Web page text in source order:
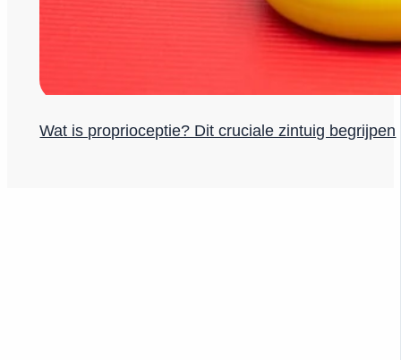
Wat is proprioceptie? Dit cruciale zintuig begrijpen